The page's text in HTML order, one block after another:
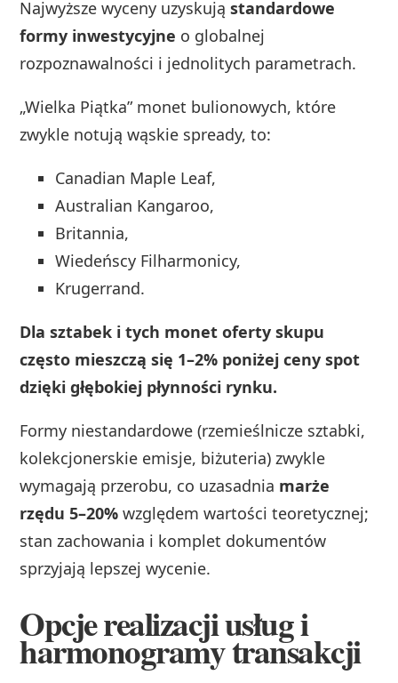
Najwyższe wyceny uzyskująstandardowe
formy inwestycyjne o globalnej
rozpoznawalności i jednolitych parametrach.
„Wielka Piątka” monet bulionowych, które
zwykle notują wąskie spready, to:
Canadian Maple Leaf,
Australian Kangaroo,
Britannia,
Wiedeńscy Filharmonicy,
Krugerrand.
Dla sztabek i tych monet oferty skupu
często mieszczą się 1–2% poniżej ceny spot
dzięki głębokiej płynności rynku.
Formy niestandardowe (rzemieślnicze sztabki,
kolekcjonerskie emisje, biżuteria) zwykle
wymagają przerobu, co uzasadnia marże
rzędu 5–20% względem wartości teoretycznej;
stan zachowania i komplet dokumentów
sprzyjają lepszej wycenie.
Opcje realizacji usług i
harmonogramy transakcji